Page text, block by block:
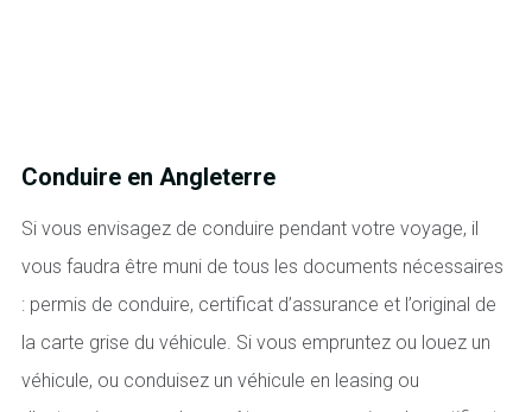
Conduire en Angleterre
Si vous envisagez de conduire pendant votre voyage, il
vous faudra être muni de tous les documents nécessaires
: permis de conduire, certificat d’assurance et l’original de
la carte grise du véhicule. Si vous empruntez ou louez un
véhicule, ou conduisez un véhicule en leasing ou